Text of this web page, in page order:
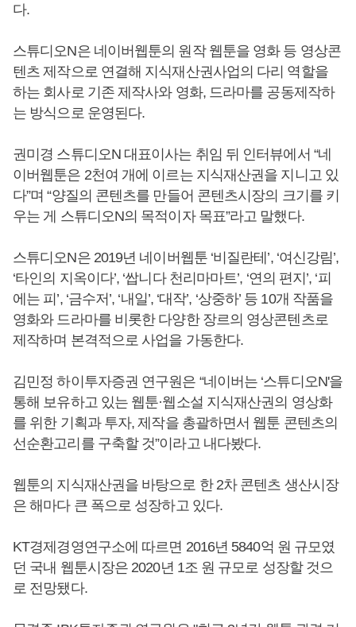
다.
스튜디오N은 네이버웹툰의 원작 웹툰을 영화 등 영상콘
텐츠 제작으로 연결해 지식재산권사업의 다리 역할을
하는 회사로 기존 제작사와 영화, 드라마를 공동제작하
는 방식으로 운영된다.
권미경 스튜디오N 대표이사는 취임 뒤 인터뷰에서 “네
이버웹툰은 2천여 개에 이르는 지식재산권을 지니고 있
다”며 “양질의 콘텐츠를 만들어 콘텐츠시장의 크기를 키
우는 게 스튜디오N의 목적이자 목표”라고 말했다.
스튜디오N은 2019년 네이버웹툰 ‘비질란테’, ‘여신강림’,
‘타인의 지옥이다’, ‘쌉니다 천리마마트’, ‘연의 편지’, ‘피
에는 피’, ‘금수저’, ‘내일’, ‘대작’, ‘상중하’ 등 10개 작품을
영화와 드라마를 비롯한 다양한 장르의 영상콘텐츠로
제작하며 본격적으로 사업을 가동한다.
김민정 하이투자증권 연구원은 “네이버는 ‘스튜디오N'을
통해 보유하고 있는 웹툰·웹소설 지식재산권의 영상화
를 위한 기획과 투자, 제작을 총괄하면서 웹툰 콘텐츠의
선순환고리를 구축할 것”이라고 내다봤다.
웹툰의 지식재산권을 바탕으로 한 2차 콘텐츠 생산시장
은 해마다 큰 폭으로 성장하고 있다.
KT경제경영연구소에 따르면 2016년 5840억 원 규모였
던 국내 웹툰시장은 2020년 1조 원 규모로 성장할 것으
로 전망됐다.